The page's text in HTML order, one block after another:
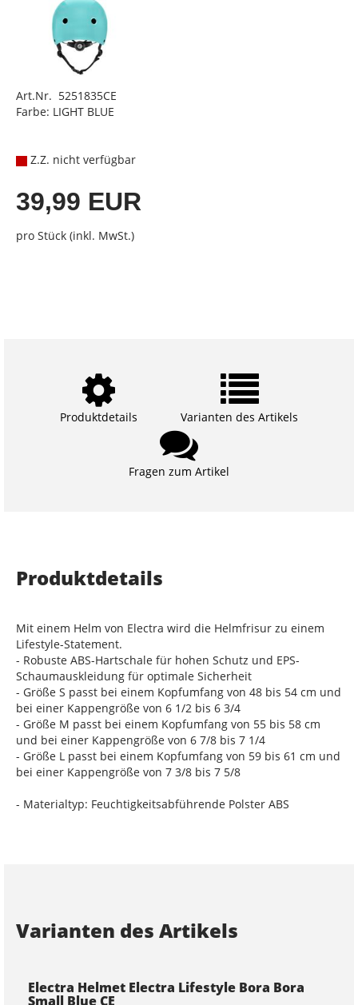
Art.Nr. 5251835CE
Farbe: LIGHT BLUE
Z.Z. nicht verfügbar
39,99 EUR
pro Stück (inkl. MwSt.)
Produktdetails Varianten des Artikels
Fragen zum Artikel
Produktdetails
Mit einem Helm von Electra wird die Helmfrisur zu einem
Lifestyle-Statement.
- Robuste ABS-Hartschale für hohen Schutz und EPS-
Schaumauskleidung für optimale Sicherheit
- Größe S passt bei einem Kopfumfang von 48 bis 54 cm und
bei einer Kappengröße von 6 1/2 bis 6 3/4
- Größe M passt bei einem Kopfumfang von 55 bis 58 cm
und bei einer Kappengröße von 6 7/8 bis 7 1/4
- Größe L passt bei einem Kopfumfang von 59 bis 61 cm und
bei einer Kappengröße von 7 3/8 bis 7 5/8
- Materialtyp: Feuchtigkeitsabführende Polster ABS
Varianten des Artikels
Electra Helmet Electra Lifestyle Bora Bora
Small Blue CE